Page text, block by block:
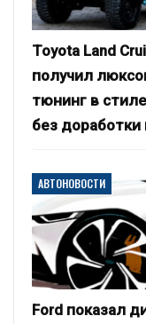
Toyota Land
получил
тюнинг в
без доработки
АВТОНОВОСТИ
Ford показал